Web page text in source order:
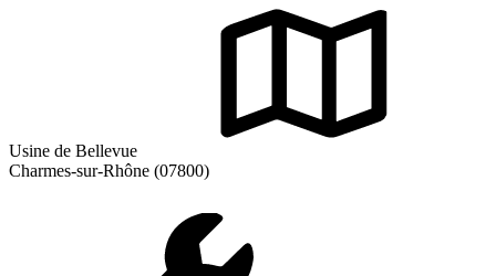
Usine de Bellevue
Charmes-sur-Rhône (07800)